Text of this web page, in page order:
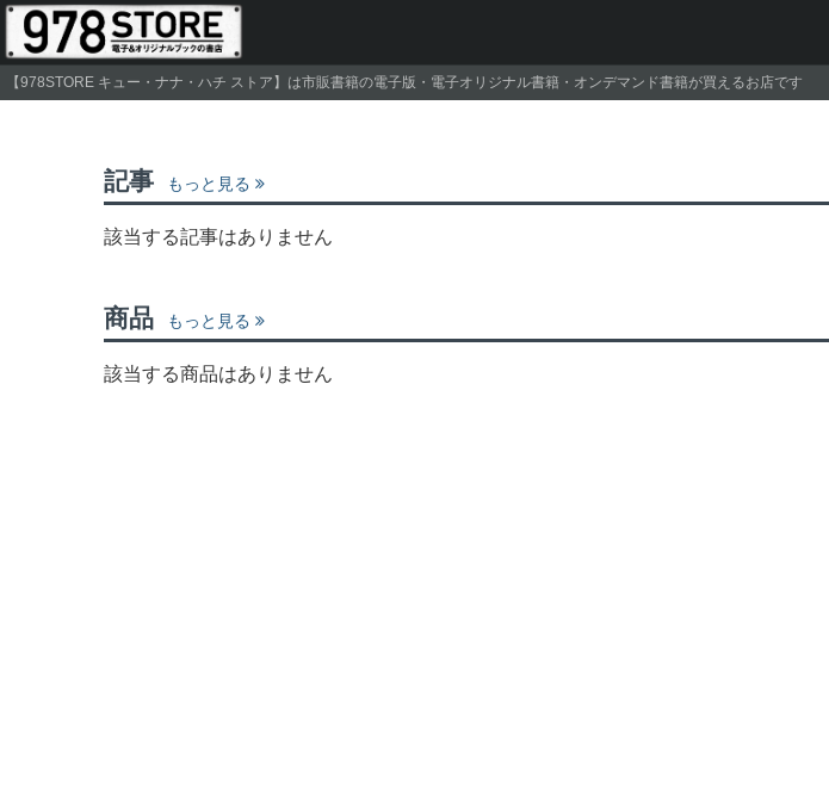
【978STORE キュー・ナナ・ハチ ストア】は市販書籍の電子版・電子オリジナル書籍・オンデマンド書籍が買えるお店です
記事 もっと見る
該当する記事はありません
商品 もっと見る
該当する商品はありません